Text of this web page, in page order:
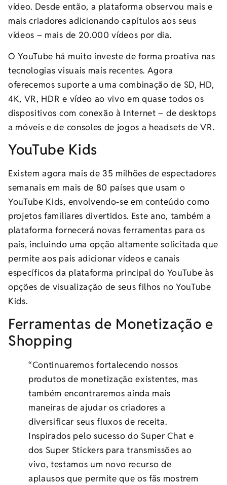
vídeo. Desde então, a plataforma observou mais e
mais criadores adicionando capítulos aos seus
vídeos – mais de 20.000 vídeos por dia.
O YouTube há muito investe de forma proativa nas
tecnologias visuais mais recentes. Agora
oferecemos suporte a uma combinação de SD, HD,
4K, VR, HDR e vídeo ao vivo em quase todos os
dispositivos com conexão à Internet – de desktops
a móveis e de consoles de jogos a headsets de VR.
YouTube Kids
Existem agora mais de 35 milhões de espectadores
semanais em mais de 80 países que usam o
YouTube Kids, envolvendo-se em conteúdo como
projetos familiares divertidos. Este ano, também a
plataforma fornecerá novas ferramentas para os
pais, incluindo uma opção altamente solicitada que
permite aos pais adicionar vídeos e canais
específicos da plataforma principal do YouTube às
opções de visualização de seus filhos no YouTube
Kids.
Ferramentas de Monetização e
Shopping
“Continuaremos fortalecendo nossos
produtos de monetização existentes, mas
também encontraremos ainda mais
maneiras de ajudar os criadores a
diversificar seus fluxos de receita.
Inspirados pelo sucesso do Super Chat e
dos Super Stickers para transmissões ao
vivo, testamos um novo recurso de
aplausos que permite que os fãs mostrem